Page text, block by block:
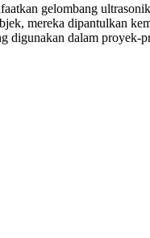
gelombang
mereka dipantulkan
digunakan dalam